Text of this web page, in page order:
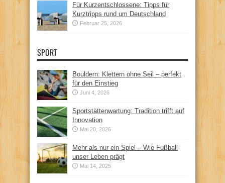
Für Kurzentschlossene: Tipps für
Kurztripps rund um Deutschland
Februar 25, 2026
SPORT
Bouldern: Klettern ohne Seil – perfekt
für den Einstieg
Juni 4, 2026
Sportstättenwartung: Tradition trifft auf
Innovation
Mai 20, 2026
Mehr als nur ein Spiel – Wie Fußball
unser Leben prägt
Mai 14, 2025